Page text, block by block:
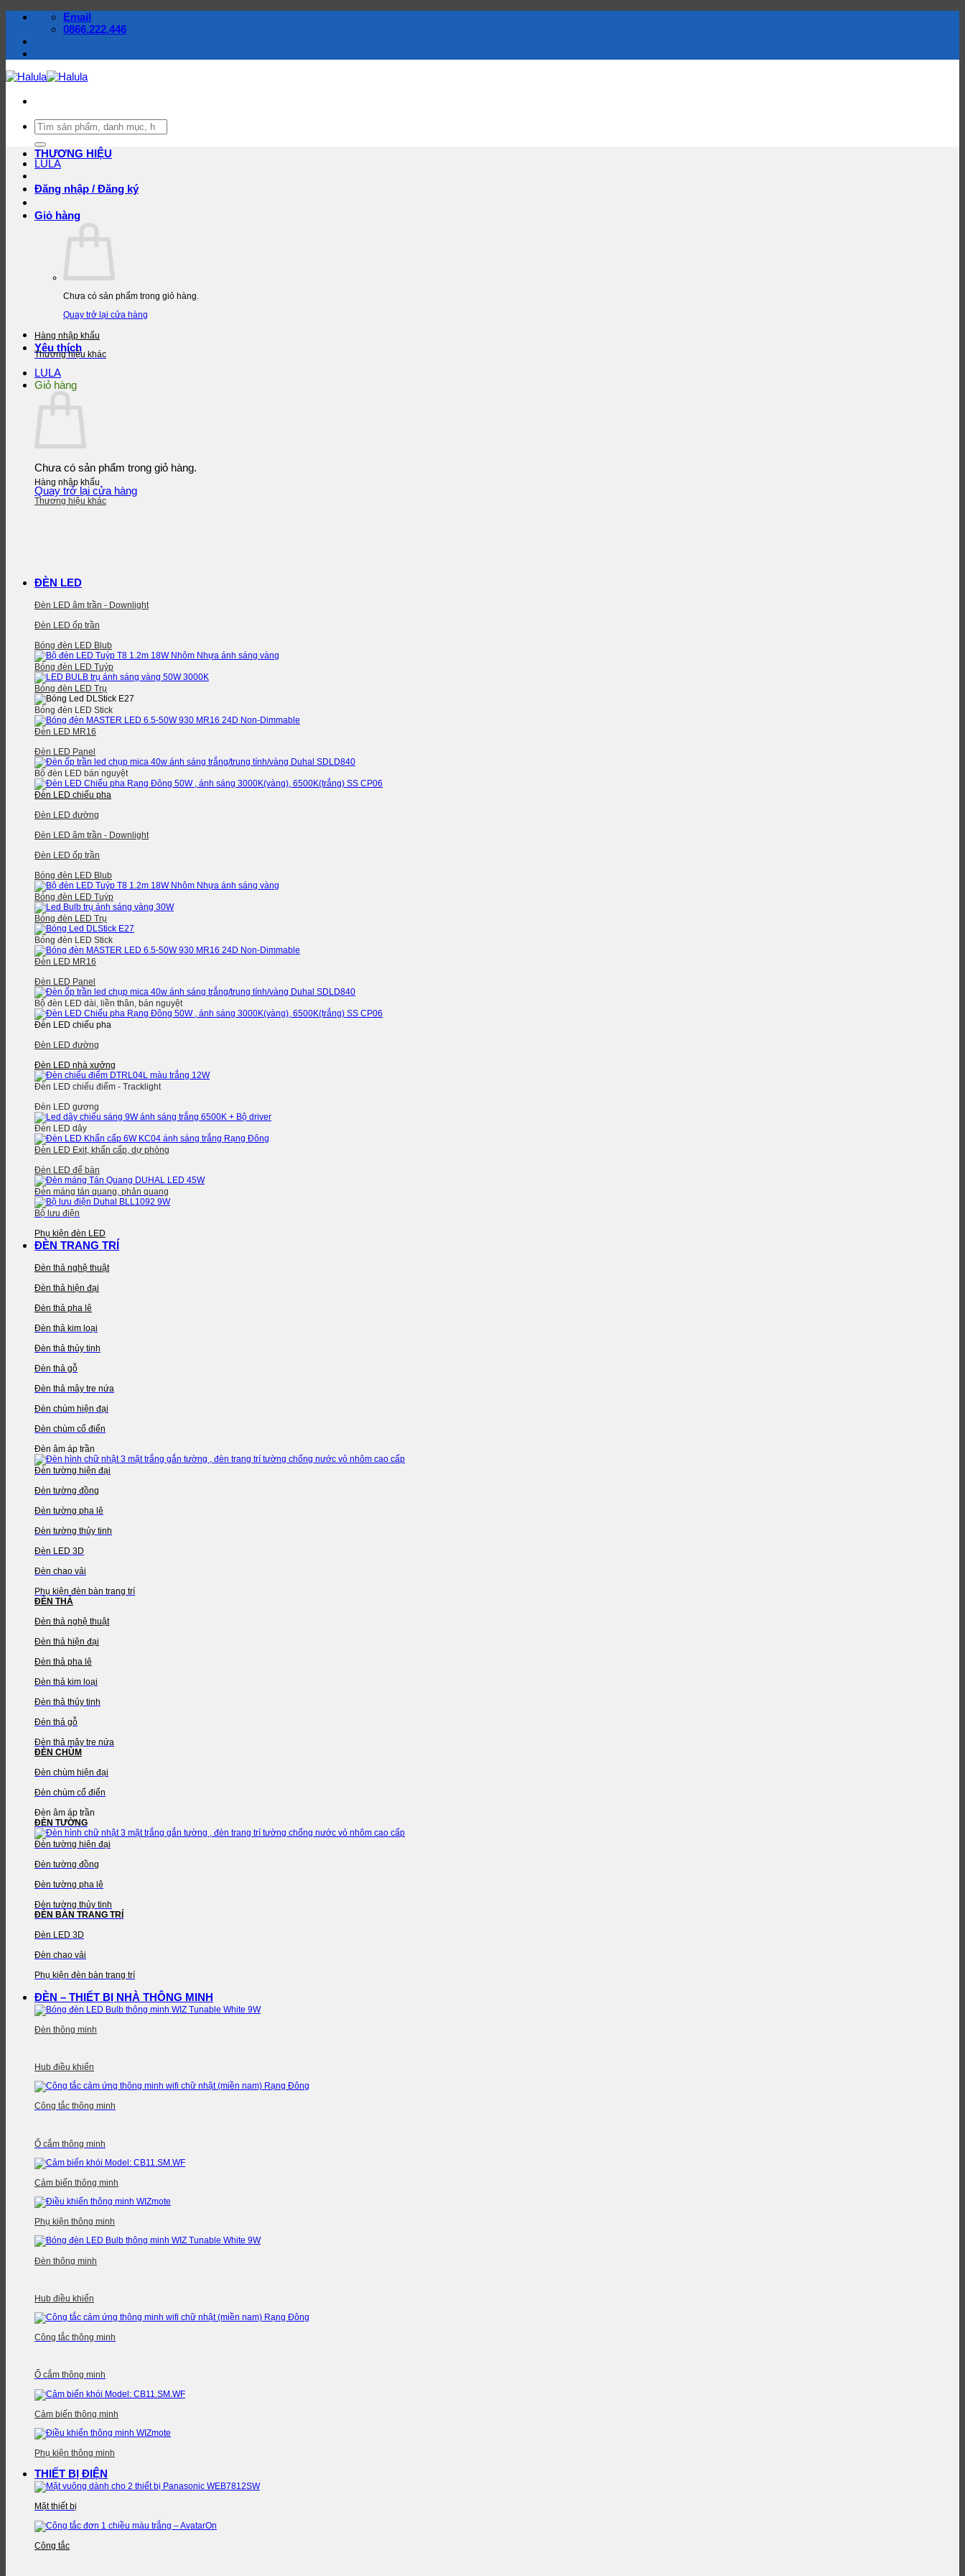
dung
Email
0866.222.446
Tìm
kiếm:
LULA
Đăng nhập / Đăng ký
Giỏ hàng
Chưa có sản phẩm trong giỏ hàng.
Quay trở lại cửa hàng
Yêu thích
LULA
Giỏ hàng
Chưa có sản phẩm trong giỏ hàng.
Quay trở lại cửa hàng
THƯƠNG HIỆU
Hàng nhập khẩu
Thương hiệu khác
Hàng nhập khẩu
Thương hiệu khác
ĐÈN LED
Đèn LED âm trần - Downlight
Đèn LED ốp trần
Bóng đèn LED Blub
Bóng đèn LED Tuýp
Bóng đèn LED Trụ
Bóng đèn LED Stick
Đèn LED MR16
Đèn LED Panel
Bộ đèn LED bán nguyệt
Đèn LED chiếu pha
Đèn LED đường
Đèn LED âm trần - Downlight
Đèn LED ốp trần
Bóng đèn LED Blub
Bóng đèn LED Tuýp
Bóng đèn LED Trụ
Bóng đèn LED Stick
Đèn LED MR16
Đèn LED Panel
Bộ đèn LED dài, liền thân, bán nguyệt
Đèn LED chiếu pha
Đèn LED đường
Đèn LED nhà xưởng
Đèn LED chiếu điểm - Tracklight
Đèn LED gương
Đèn LED dây
Đèn LED Exit, khẩn cấp, dự phòng
Đèn LED để bàn
Đèn máng tán quang, phản quang
Bộ lưu điện
Phụ kiện đèn LED
ĐÈN TRANG TRÍ
Đèn thả nghệ thuật
Đèn thả hiện đại
Đèn thả pha lê
Đèn thả kim loại
Đèn thả thủy tinh
Đèn thả gỗ
Đèn thả mây tre nứa
Đèn chùm hiện đại
Đèn chùm cổ điển
Đèn âm áp trần
Đèn tường hiện đại
Đèn tường đồng
Đèn tường pha lê
Đèn tường thủy tinh
Đèn LED 3D
Đèn chao vải
Phụ kiện đèn bàn trang trí
ĐÈN THẢ
Đèn thả nghệ thuật
Đèn thả hiện đại
Đèn thả pha lê
Đèn thả kim loại
Đèn thả thủy tinh
Đèn thả gỗ
Đèn thả mây tre nứa
ĐÈN CHÙM
Đèn chùm hiện đại
Đèn chùm cổ điển
Đèn âm áp trần
ĐÈN TƯỜNG
Đèn tường hiện đại
Đèn tường đồng
Đèn tường pha lê
Đèn tường thủy tinh
ĐÈN BÀN TRANG TRÍ
Đèn LED 3D
Đèn chao vải
Phụ kiện đèn bàn trang trí
ĐÈN – THIẾT BỊ NHÀ THÔNG MINH
Đèn thông minh
Hub điều khiển
Công tắc thông minh
Ổ cắm thông minh
Cảm biến thông minh
Phụ kiện thông minh
Đèn thông minh
Hub điều khiển
Công tắc thông minh
Ổ cắm thông minh
Cảm biến thông minh
Phụ kiện thông minh
THIẾT BỊ ĐIỆN
Mặt thiết bị
Công tắc